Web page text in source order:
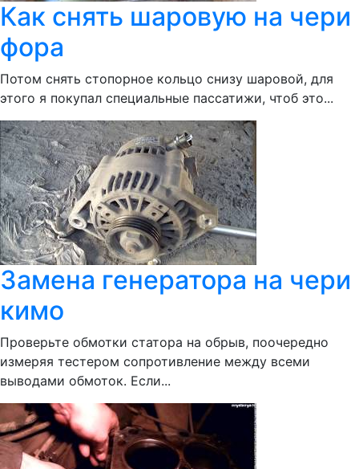
Как снять шаровую на чери
фора
Потом снять стопорное кольцо снизу шаровой, для
этого я покупал специальные пассатижи, чтоб это...
Замена генератора на чери
кимо
Проверьте обмотки статора на обрыв, поочередно
измеряя тестером сопротивление между всеми
выводами обмоток. Если...